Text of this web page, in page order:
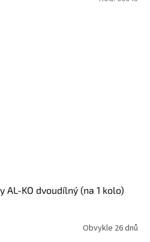
AL-KO dvoudílný (na 1 kolo)
Obvykle 26 dnů